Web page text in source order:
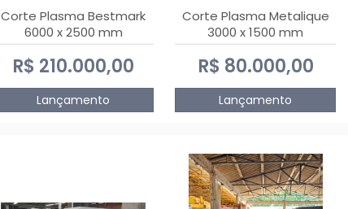
Corte Plasma Bestmark
6000 x 2500 mm
Hypertherm MaxPro 200
R$ 210.000,00
Lançamento
Corte Plasma Metalique
3000 x 1500 mm
Hypertherm Powermax 45
xp
R$ 80.000,00
Lançamento